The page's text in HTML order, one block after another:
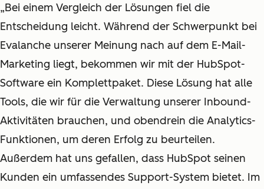
„Bei einem Vergleich der Lösungen fiel die
Entscheidung leicht. Während der Schwerpunkt bei
Evalanche unserer Meinung nach auf dem E-Mail-
Marketing liegt, bekommen wir mit der HubSpot-
Software ein Komplettpaket. Diese Lösung hat alle
Tools, die wir für die Verwaltung unserer Inbound-
Aktivitäten brauchen, und obendrein die Analytics-
Funktionen, um deren Erfolg zu beurteilen.
Außerdem hat uns gefallen, dass HubSpot seinen
Kunden ein umfassendes Support-System bietet. Im